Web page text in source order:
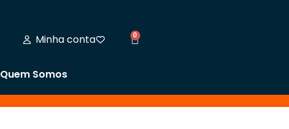
Minha conta 0
Quem Somos